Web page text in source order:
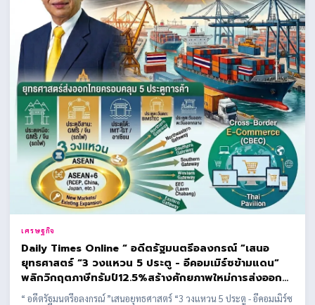
เศรษฐกิจ
Daily Times Online “ อดีตรัฐมนตรีอลงกรณ์ ”เสนอ
ยุทธศาสตร์ “3 วงแหวน 5 ประตู - อีคอมเมิร์ซข้ามแดน”
พลิกวิกฤตภาษีทรัมป์12.5%สร้างศักยภาพใหม่การส่งออก
ของไทย
“ อดีตรัฐมนตรีอลงกรณ์ ”เสนอยุทธศาสตร์ “3 วงแหวน 5 ประตู - อีคอมเมิร์ซ